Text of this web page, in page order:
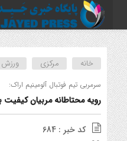
خانه مرکزی ورزش
سرمربی تیم فوتبال آلومینیم اراک:
رویه محتاطانه مربیان کیفیت
کد خبر : 684